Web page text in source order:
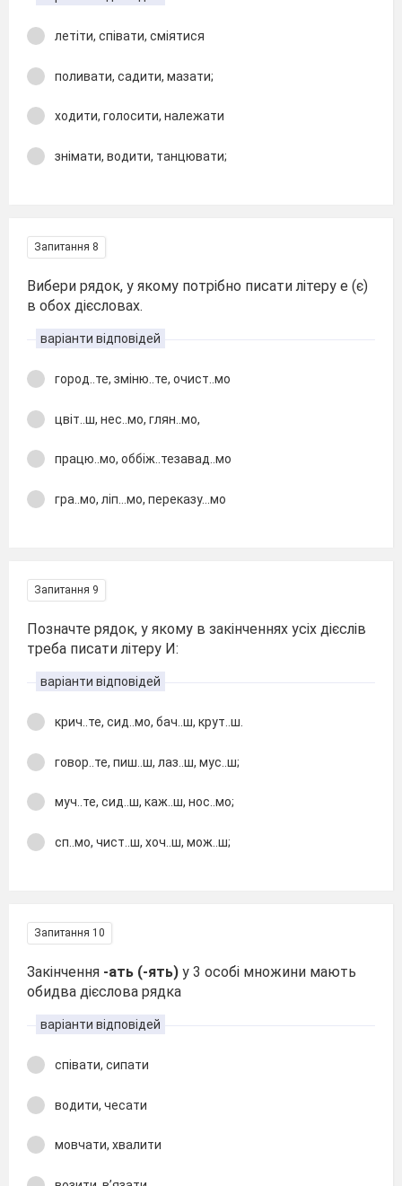
летіти, співати, сміятися
поливати, садити, мазати;
ходити, голосити, належати
знімати, водити, танцювати;
Запитання 8
Вибери рядок, у якому потрібно писати літеру е (є)
в обох дієсловах.
варіанти відповідей
город..те, зміню..те, очист..мо
цвіт..ш, нес..мо, глян..мо,
працю..мо, оббіж..тезавад..мо
гра..мо, ліп...мо, переказу...мо
Запитання 9
Позначте рядок, у якому в закінченнях усіх дієслів
треба писати літеру И:
варіанти відповідей
крич..те, сид..мо, бач..ш, крут..ш.
говор..те, пиш..ш, лаз..ш, мус..ш;
муч..те, сид..ш, каж..ш, нос..мо;
сп..мо, чист..ш, хоч..ш, мож..ш;
Запитання 10
Закінчення -ать (-ять) у 3 особі множини мають
обидва дієслова рядка
варіанти відповідей
співати, сипати
водити, чесати
мовчати, хвалити